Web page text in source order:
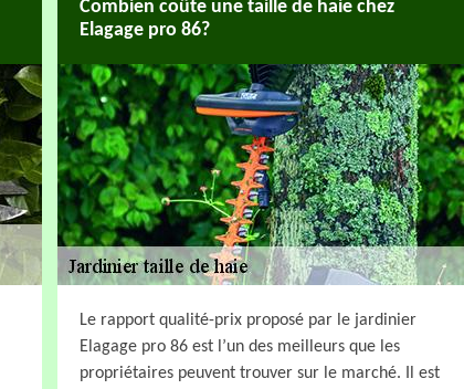
Combien coûte une taille de haie chez
Elagage pro 86?
Le rapport qualité-prix proposé par le jardinier
Elagage pro 86 est l’un des meilleurs que les
propriétaires peuvent trouver sur le marché. Il est